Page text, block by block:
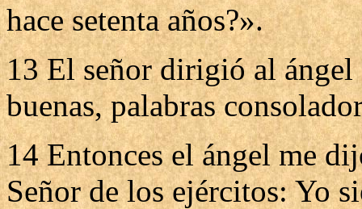
hace setenta años?».
13 El señor dirigió al ángel
buenas, palabras
14 Entonces el ángel me
Señor de los ejércitos: Yo